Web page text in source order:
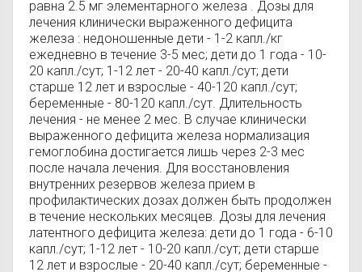
равна 2.5 мг элементарного железа . Дозы для
лечения клинически выраженного дефицита
железа : недоношенные дети - 1-2 капл./кг
ежедневно в течение 3-5 мес; дети до 1 года - 10-
20 капл./сут; 1-12 лет - 20-40 капл./сут; дети
старше 12 лет и взрослые - 40-120 капл./сут;
беременные - 80-120 капл./сут. Длительность
лечения - не менее 2 мес. В случае клинически
выраженного дефицита железа нормализация
гемоглобина достигается лишь через 2-3 мес
после начала лечения. Для восстановления
внутренних резервов железа прием в
профилактических дозах должен быть продолжен
в течение нескольких месяцев. Дозы для лечения
латентного дефицита железа: дети до 1 года - 6-10
капл./сут; 1-12 лет - 10-20 капл./сут; дети старше
12 лет и взрослые - 20-40 капл./сут; беременные -